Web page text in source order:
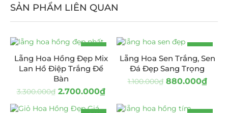
SẢN PHẨM LIÊN QUAN
-18%
HOT
Lẵng Hoa Hồng Đẹp Mix
Lan Hồ Điệp Trắng Để
Bàn
3.300.000₫ 2.700.000₫
-20%
Lẵng Hoa Sen Trắng, Sen
Đá Đẹp Sang Trọng
1.100.000₫ 880.000₫